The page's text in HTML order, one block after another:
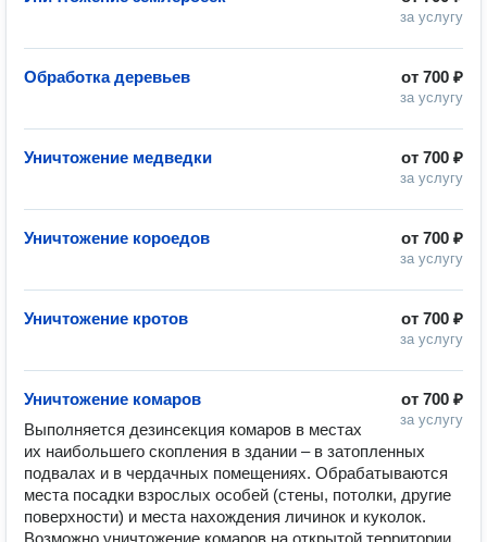
за услугу
от 700 ₽
за услугу
Обработка деревьев
от 700 ₽
за услугу
Уничтожение медведки
от 700 ₽
за услугу
Уничтожение короедов
от 700 ₽
за услугу
Уничтожение кротов
от 700 ₽
за услугу
Уничтожение комаров
Выполняется дезинсекция комаров в местах
их наибольшего скопления в здании – в затопленных
подвалах и в чердачных помещениях. Обрабатываются
места посадки взрослых особей (стены, потолки, другие
поверхности) и места нахождения личинок и куколок.
Возможно уничтожение комаров на открытой территории,